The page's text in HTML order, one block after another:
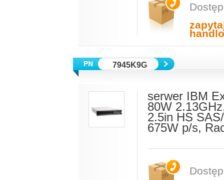
7945K9G
serwer IBM
80W
2.5in HS
675W p/s,